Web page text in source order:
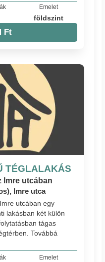
Emelet
földszint
Ft
TÉGLALAKÁS
Imre utcában
Imre utca
utcában egy
lakásban két külön
tágas
Továbbá
Emelet